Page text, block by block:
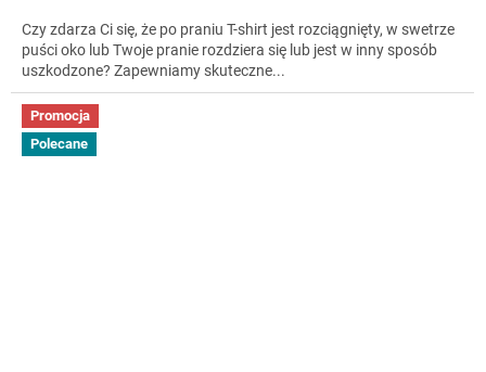
Czy zdarza Ci się, że po praniu T-shirt jest rozciągnięty, w swetrze
puści oko lub Twoje pranie rozdziera się lub jest w inny sposób
uszkodzone? Zapewniamy skuteczne...
Promocja
Polecane